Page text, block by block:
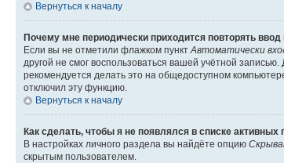
Вернуться к началу
Почему мне периодически приходится повторять
Если вы не отметили флажком пунктАвтоматически
другой не смог воспользоваться вашей учётной
рекомендуется делать это на общедоступном
отключил эту функцию.
Вернуться к началу
Как сделать, чтобы я не появлялся в списке активных
В настройках личного раздела вы найдёте опцию
скрытым пользователем.